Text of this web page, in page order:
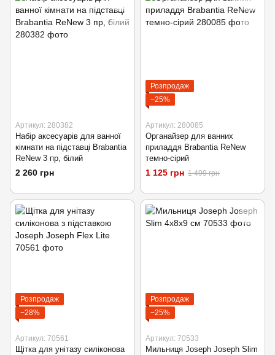
Артикул: 280382
Набір аксесуарів для ванної
кімнати на підставці Brabantia
ReNew 3 пр, білий
2 260 грн
Розпродаж
−25%
Артикул: 280085
Органайзер для ванних
приладдя Brabantia ReNew
темно-сірий
1 125 грн 1 499 грн
Розпродаж
−28%
Артикул: 70561
Щітка для унітазу силіконова
Розпродаж
−25%
Артикул: 70533
Мильниця Joseph Joseph Slim